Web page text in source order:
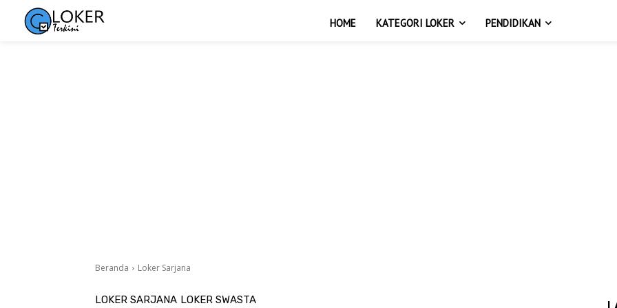
HOME KATEGORI LOKER PENDIDIKAN
Beranda Loker Sarjana
LOKER SARJANA LOKER SWASTA